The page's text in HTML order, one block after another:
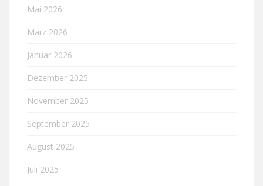
Mai 2026
März 2026
Januar 2026
Dezember 2025
November 2025
September 2025
August 2025
Juli 2025